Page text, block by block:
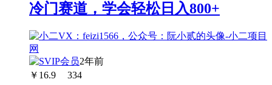
冷门赛道，学会轻松日入800+
2年前
￥ 16.9 334